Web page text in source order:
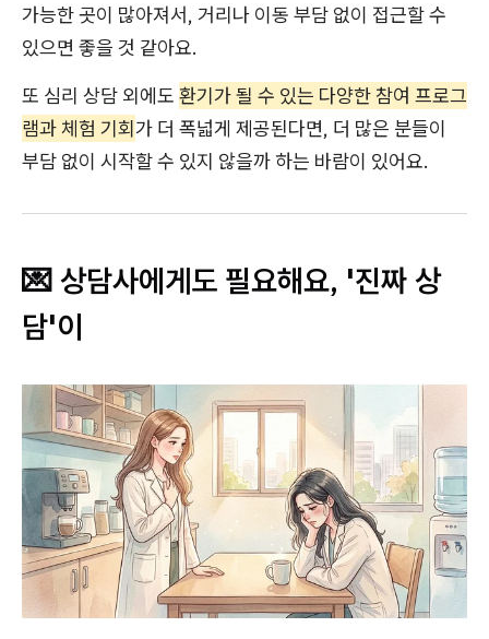
가능한 곳이 많아져서, 거리나 이동 부담 없이 접근할 수
있으면 좋을 것 같아요.
또 심리 상담 외에도 환기가 될 수 있는 다양한 참여 프로그
램과 체험 기회가 더 폭넓게 제공된다면, 더 많은 분들이
부담 없이 시작할 수 있지 않을까 하는 바람이 있어요.
💌 상담사에게도 필요해요, '진짜 상
담'이